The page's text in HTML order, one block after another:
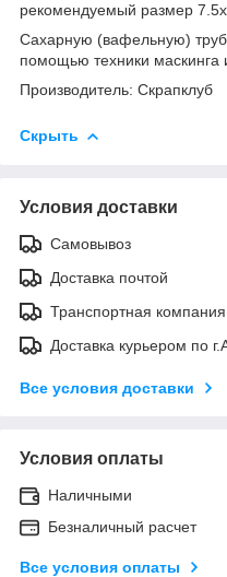
рекомендуемый размер
Сахарную (вафельную)
помощью техники маскинга
Производитель: Скрапклуб
Скрыть
Условия доставки
Самовывоз
Доставка почтой
Транспортная компания
Доставка курьером по
Все условия доставки
Условия оплаты
Наличными
Безналичный расчет
Все условия оплаты